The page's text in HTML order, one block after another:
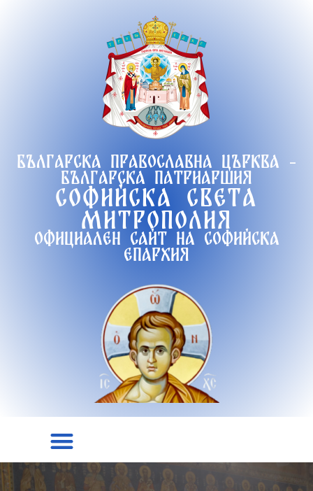
Българска православна църква -
Българска патриаршия
Софийска света
митрополия
Официален сайт на софийска
епархия